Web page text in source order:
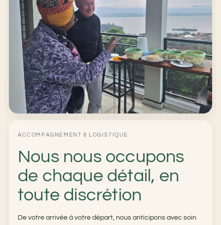
ACCOMPAGNEMENT & LOGISTIQUE
Nous nous occupons
de chaque détail, en
toute discrétion
De votre arrivée à votre départ, nous anticipons avec soin